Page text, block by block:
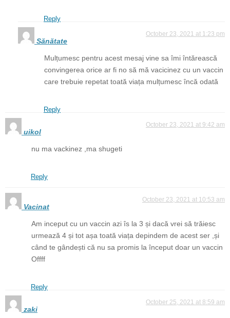
Reply
Sănătate
October 23, 2021 at 1:23 pm
Mulțumesc pentru acest mesaj vine sa îmi întărească
convingerea orice ar fi no să mă vacicinez cu un vaccin
care trebuie repetat toată viața mulțumesc încă odată
Reply
uikol
October 23, 2021 at 9:42 am
nu ma vackinez ,ma shugeti
Reply
Vacinat
October 23, 2021 at 10:53 am
Am inceput cu un vaccin azi îs la 3 și dacă vrei să trăiesc
urmează 4 și tot așa toată viața depindem de acest ser ,și
când te gândești că nu sa promis la început doar un vaccin
Offff
Reply
zaki
October 25, 2021 at 8:59 am